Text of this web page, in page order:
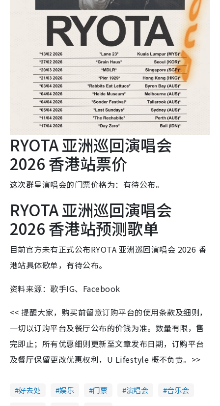
RYOTA 亚洲巡回演唱会
2026 香港站票价
这次群星演唱会的门票价格为：有待公布。
RYOTA 亚洲巡回演唱会
2026 香港站预测歌单
目前官方未有正式公布RYOTA 亚洲巡回演唱会 2026 香
港站具体歌单，有待公布。
资料来源：歌手IG、Facebook
<< 提醒大家，购买前留意订购平台的使用条款及细则，
一切以订购平台及餐厅公布的价钱为准。数量有限，售
完即止；所有优惠细则更新至文章发布日期，订购平台
及餐厅保留更改优惠权利，U Lifestyle 概不负责。>>
好去处 娱乐 门票 演唱会
音乐会